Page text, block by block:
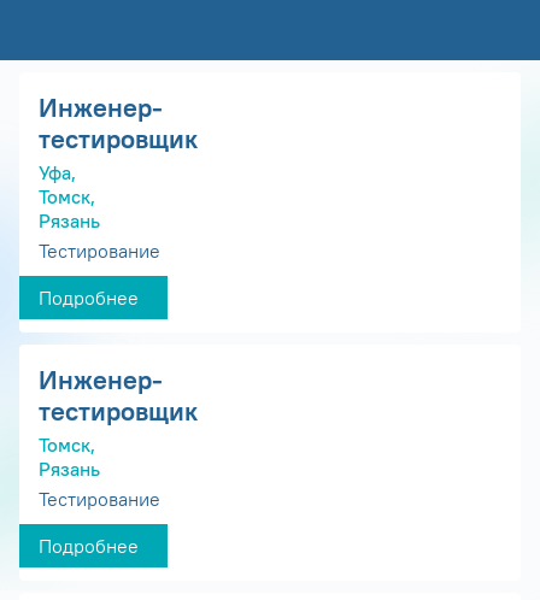
Инженер-
тестировщик
Уфа,
Томск,
Рязань
Тестирование
Подробнее
Инженер-
тестировщик
Томск,
Рязань
Тестирование
Подробнее